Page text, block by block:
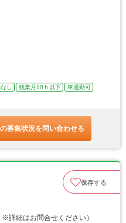
し 残業月10ｈ以下
車通勤可
募集状況を問い合わせる
保存する
細はお問合せください）